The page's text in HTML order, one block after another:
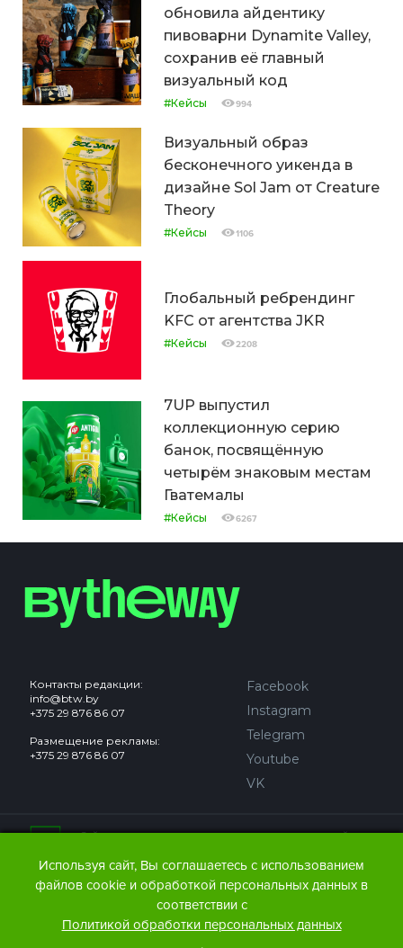
обновила айдентику
пивоварни Dynamite Valley,
сохранив её главный
визуальный код
#Кейсы 994
Визуальный образ
бесконечного уикенда в
дизайне Sol Jam от Creature
Theory
#Кейсы 1106
Глобальный ребрендинг
KFC от агентства JKR
#Кейсы 2208
7UP выпустил
коллекционную серию
банок, посвящённую
четырём знаковым местам
Гватемалы
#Кейсы 6267
Контакты редакции:
info@btw.by
+375 29 876 86 07
Размещение рекламы:
+375 29 876 86 07
Facebook
Instagram
Telegram
Youtube
VK
Сайт может содержать контент, не предназначенный для
© 2016 – 2026 ООО
материалов The Bytheway ссылка
Используя сайт, Вы соглашаетесь с использованием
файлов cookie и обработкой персональных данных в
соответствии с
Политикой обработки персональных данных
.